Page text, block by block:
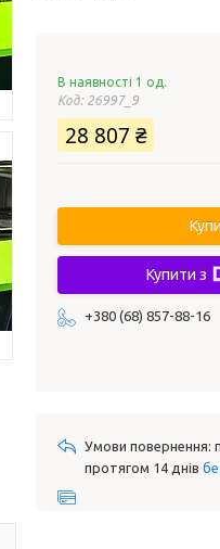
В наявності 1 од.
Код: 26997_9
28 807 ₴
Купити з
+380 (68) 857-88-16
протягом 14 днів